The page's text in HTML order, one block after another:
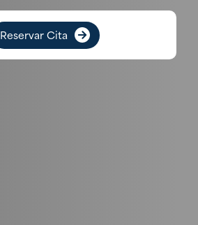
Reservar Cita